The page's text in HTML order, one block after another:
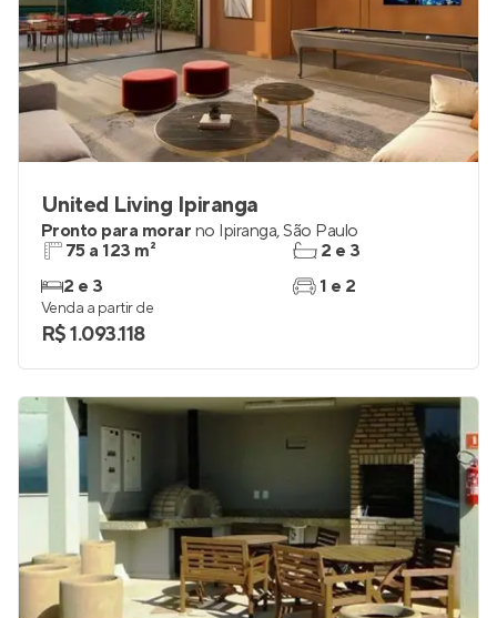
United Living Ipiranga
Pronto para morar no Ipiranga,São Paulo
75 a 123 m²
2 e 3
2 e 3
1 e 2
Venda a partir de
R$ 1.093.118